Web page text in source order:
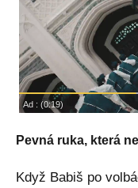
Pevná ruka, která
Když Babiš po